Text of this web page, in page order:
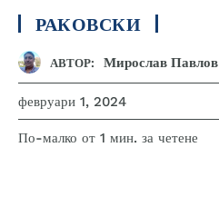
РАКОВСКИ
АВТОР: Мирослав Павлов
февруари 1, 2024
По-малко от 1 мин. за четене